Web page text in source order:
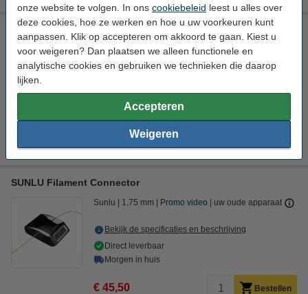
onze website te volgen. In ons cookiebeleid leest u alles over
deze cookies, hoe ze werken en hoe u uw voorkeuren kunt
aanpassen. Klik op accepteren om akkoord te gaan. Kiest u
voor weigeren? Dan plaatsen we alleen functionele en
analytische cookies en gebruiken we technieken die daarop
lijken.
Accepteren
Weigeren
Modifi3d reparatie-/modificatietool
Modifi3D 5 V + 450 °C 8 W
Direct leverbaar
Morgen in huis
€ 34,50
SUNLU Filament Connector
Sunlu 1,75 mm Promo video uw oude apparaat
Bekijk de specificaties en beschrijving
Direct leverbaar
Morgen in huis
€ 45,50 Bestellen